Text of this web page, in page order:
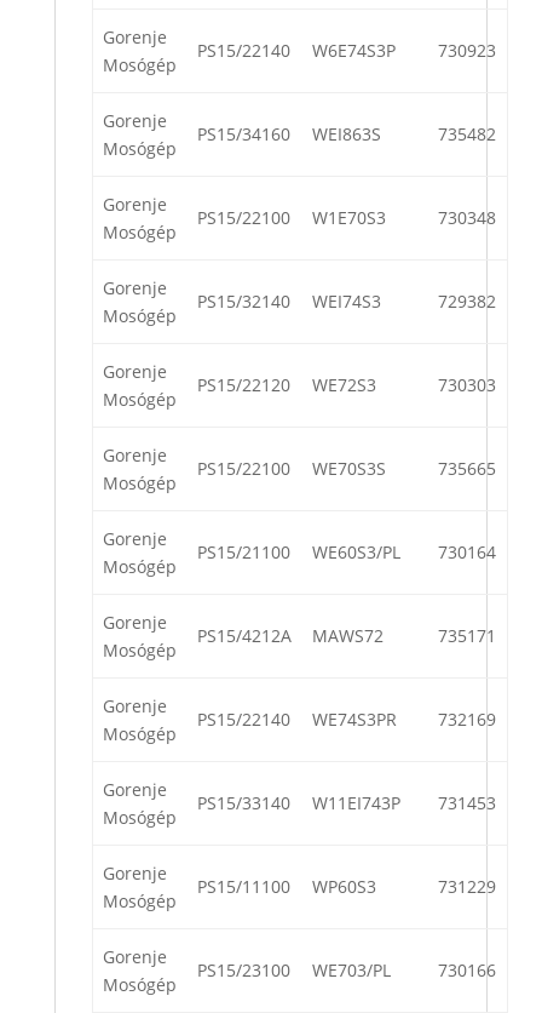
Gorenje
Mosógép
PS15/22140 W6E74S3P 730923
Gorenje
Mosógép
PS15/34160 WEI863S 735482
Gorenje
Mosógép
PS15/22100 W1E70S3 730348
Gorenje
Mosógép
PS15/32140 WEI74S3 729382
Gorenje
Mosógép
PS15/22120 WE72S3 730303
Gorenje
Mosógép
PS15/22100 WE70S3S 735665
Gorenje
Mosógép
PS15/21100 WE60S3/PL 730164
Gorenje
Mosógép
PS15/4212A MAWS72 735171
Gorenje
Mosógép
PS15/22140 WE74S3PR 732169
Gorenje
Mosógép
PS15/33140 W11EI743P 731453
Gorenje
Mosógép
PS15/11100 WP60S3 731229
Gorenje
Mosógép
PS15/23100 WE703/PL 730166